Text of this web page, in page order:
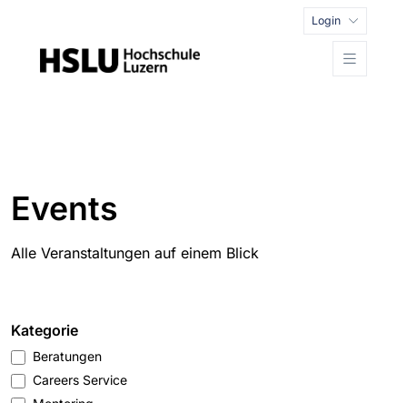
Login
Events
Alle Veranstaltungen auf einem Blick
Kategorie
Beratungen
Careers Service